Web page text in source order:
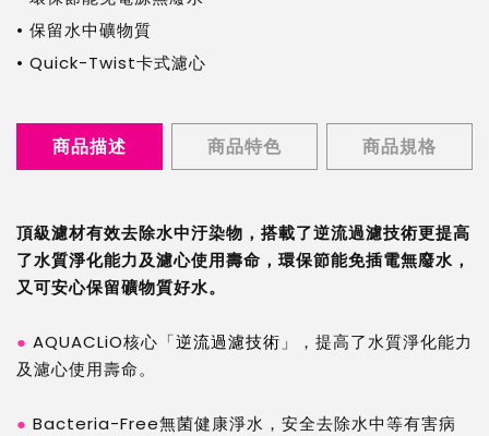
• 保留水中礦物質
• Quick-Twist卡式濾心
商品描述 商品特色 商品規格
頂級濾材有效去除水中汙染物，搭載了逆流過濾技術更提高
了水質淨化能力及濾心使用壽命，環保節能免插電無廢水，
又可安心保留礦物質好水。
● AQUACLiO核心「逆流過濾技術 」，提高了水質淨化能力
及濾心使用壽命。
● Bacteria-Free無菌健康淨水，安全去除水中等有害病